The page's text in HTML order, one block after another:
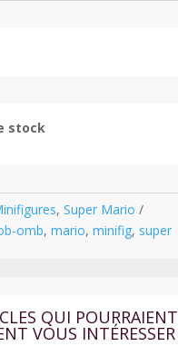
stock
, Super Mario
omb, mario, minifig, super
QUI POURRAIENT
VOUS INTÉRESSER